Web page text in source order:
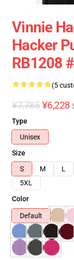
Vinnie
Hacker
RB1208
(5
¥7,785 ¥6,228
Type
Unisex
Size
S
M L
5XL
Color
Default